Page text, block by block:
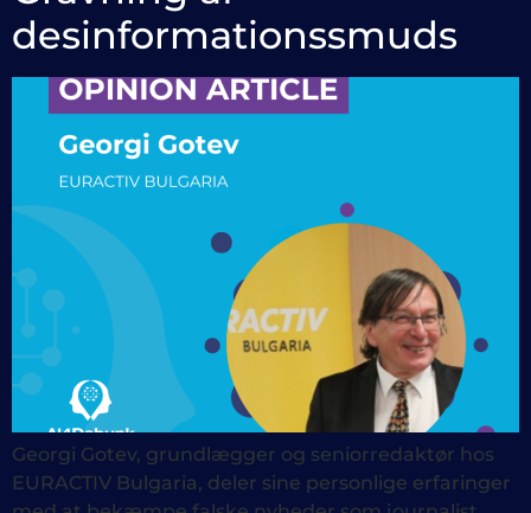
desinformationssmuds
Georgi Gotev, grundlægger og seniorredaktør hos
EURACTIV Bulgaria, deler sine personlige erfaringer